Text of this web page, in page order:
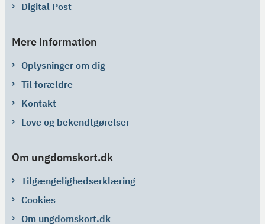
Digital Post
Mere information
Oplysninger om dig
Til forældre
Kontakt
Love og bekendtgørelser
Om ungdomskort.dk
Tilgængelighedserklæring
Cookies
Om ungdomskort.dk